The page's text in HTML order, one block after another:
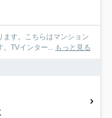
す。こちらはマンション
。TVインター... もっと見る